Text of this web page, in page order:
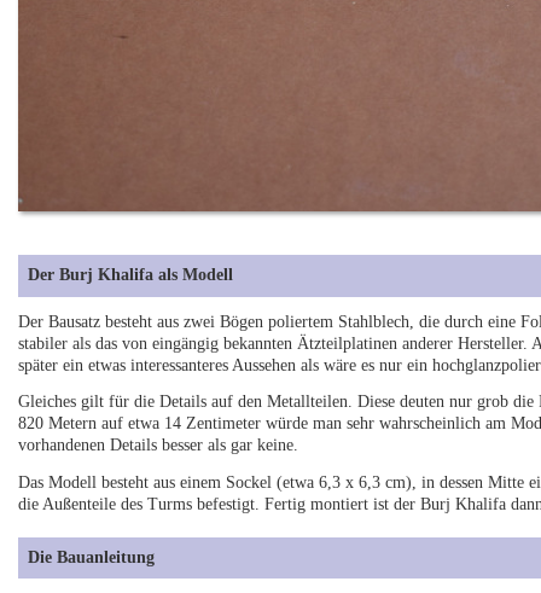
Der Burj Khalifa als Modell
Der Bausatz besteht aus zwei Bögen poliertem Stahlblech, die durch eine
stabiler als das von eingängig bekannten Ätzteilplatinen anderer
später ein etwas interessanteres Aussehen als wäre es nur ein
Gleiches gilt für die Details auf den Metallteilen. Diese deuten nur grob die
820 Metern auf etwa 14 Zentimeter würde man sehr wahrscheinlich am
vorhandenen Details besser als gar keine.
Das Modell besteht aus einem Sockel (etwa 6,3 x 6,3 cm), in dessen Mitte
die Außenteile des Turms befestigt. Fertig montiert ist der Burj Khalifa
Die Bauanleitung